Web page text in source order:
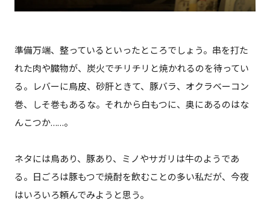
準備万端、整っているといったところでしょう。串を打た
れた肉や臓物が、炭火でチリチリと焼かれるのを待ってい
る。レバーに鳥皮、砂肝ときて、豚バラ、オクラベーコン
巻、しそ巻もあるな。それから白もつに、奥にあるのはな
んこつか……。
ネタには鳥あり、豚あり、ミノやサガリは牛のようであ
る。日ごろは豚もつで焼酎を飲むことの多い私だが、今夜
はいろいろ頼んでみようと思う。